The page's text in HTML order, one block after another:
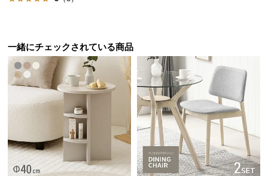
お
ガラストップのテーブルは圧迫感がなく、テーブル
上を明るく広々とした空間に見せることができま
す。
一緒にチェックされている商品